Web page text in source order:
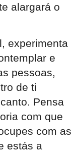
alargará o
experimenta
e
pessoas,
de ti
Pensa
com que
com as
estás a